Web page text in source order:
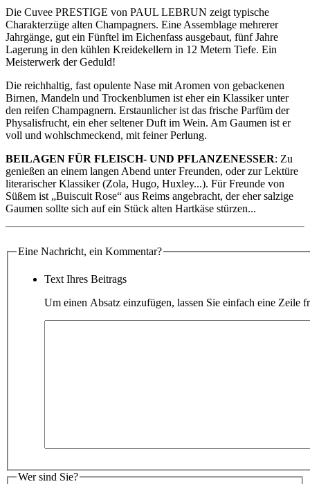
Die Cuvee PRESTIGE von PAUL LEBRUN zeigt typische
Charakterzüge alten Champagners. Eine Assemblage mehrerer
Jahrgänge, gut ein Fünftel im Eichenfass ausgebaut, fünf Jahre
Lagerung in den kühlen Kreidekellern in 12 Metern Tiefe. Ein
Meisterwerk der Geduld!
Die reichhaltig, fast opulente Nase mit Aromen von gebackenen
Birnen, Mandeln und Trockenblumen ist eher ein Klassiker unter
den reifen Champagnern. Erstaunlicher ist das frische Parfüm der
Physalisfrucht, ein eher seltener Duft im Wein. Am Gaumen ist er
voll und wohlschmeckend, mit feiner Perlung.
BEILAGEN FÜR FLEISCH- UND PFLANZENESSER: Zu
genießen an einem langen Abend unter Freunden, oder zur Lektüre
literarischer Klassiker (Zola, Hugo, Huxley...). Für Freunde von
Süßem ist „Buiscuit Rose“ aus Reims angebracht, der eher salzige
Gaumen sollte sich auf ein Stück alten Hartkäse stürzen...
Eine Nachricht, ein Kommentar?
Text Ihres Beitrags
Um einen Absatz einzufügen, lassen Sie einfach eine Zeile
Wer sind Sie?